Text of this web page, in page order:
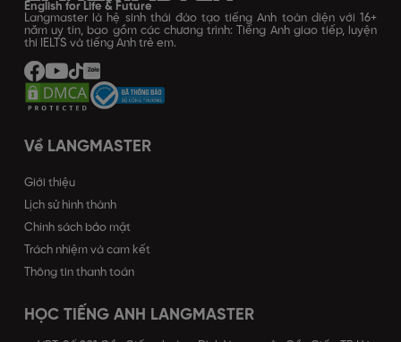
English for Life & Future
Langmaster là hệ sinh thái đào tạo tiếng Anh toàn diện với 16+
năm uy tín, bao gồm các chương trình: Tiếng Anh giao tiếp, luyện
thi IELTS và tiếng Anh trẻ em.
Về LANGMASTER
Giới thiệu
Lịch sử hình thành
Chính sách bảo mật
Trách nhiệm và cam kết
Thông tin thanh toán
HỌC TIẾNG ANH LANGMASTER